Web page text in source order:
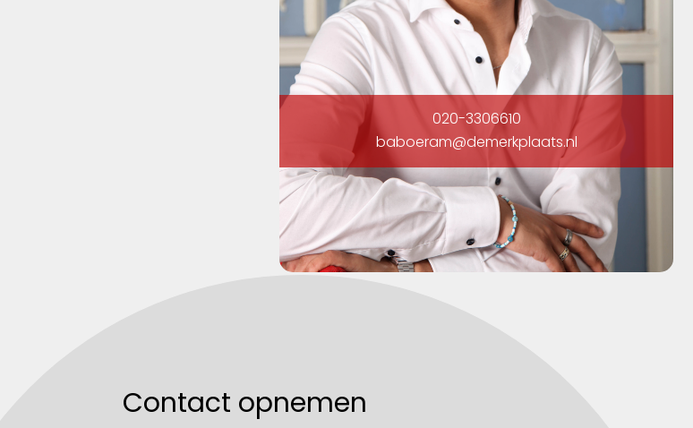
020-3306610
baboeram@demerkplaats.nl
Contact opnemen